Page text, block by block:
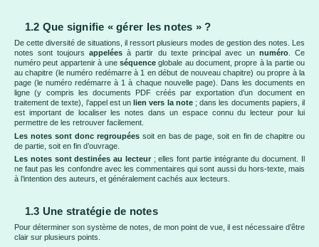
1.2 Que signifie « gérer les notes » ?
De cette diversité de situations, il ressort plusieurs modes de gestion des notes. Les
notes sont toujoursappelées à partir du texte principal avec un numéro. Ce
numéro peut appartenir à une séquenceglobale au document, propre à la partie ou
au chapitre (le numéro redémarre à 1 en début de nouveau chapitre) ou propre à la
page (le numéro redémarre à 1 à chaque nouvelle page). Dans les documents en
ligne (y compris les documents PDF créés par exportation d’un document en
traitement de texte), l’appel est un lien vers la note ; dans les documents papiers, il
est important de localiser les notes dans un espace connu du lecteur pour lui
permettre de les retrouver facilement.
Les notes sont donc regroupéessoit en bas de page, soit en fin de chapitre ou
de partie, soit en fin d’ouvrage.
Les notes sont destinées au lecteur; elles font partie intégrante du document. Il
ne faut pas les confondre avec les commentaires qui sont aussi du hors-texte, mais
à l’intention des auteurs, et généralement cachés aux lecteurs.
1.3 Une stratégie de notes
Pour déterminer son système de notes, de mon point de vue, il est nécessaire d’être
clair sur plusieurs points.